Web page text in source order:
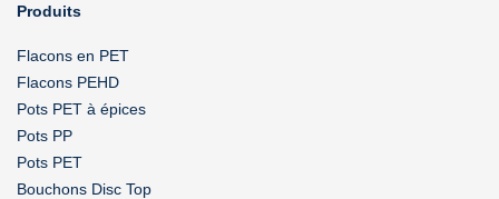
Produits
Flacons en PET
Flacons PEHD
Pots PET à épices
Pots PP
Pots PET
Bouchons Disc Top